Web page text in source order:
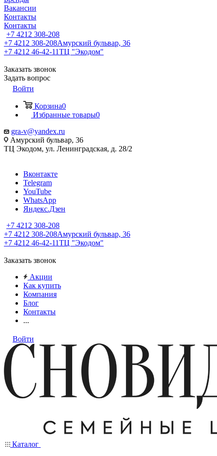
Вакансии
Контакты
Контакты
+7 4212 308-208
+7 4212 308-208Амурский бульвар, 36
+7 4212 46-42-11ТЦ "Экодом"
Заказать звонок
Задать вопрос
Войти
Корзина0
Избранные товары0
gra-v@yandex.ru
Амурский бульвар, 36
ТЦ Экодом, ул. Ленинградская, д. 28/2
Вконтакте
Telegram
YouTube
WhatsApp
Яндекс.Дзен
+7 4212 308-208
+7 4212 308-208Амурский бульвар, 36
+7 4212 46-42-11ТЦ "Экодом"
Заказать звонок
Акции
Как купить
Компания
Блог
Контакты
...
Войти
Каталог